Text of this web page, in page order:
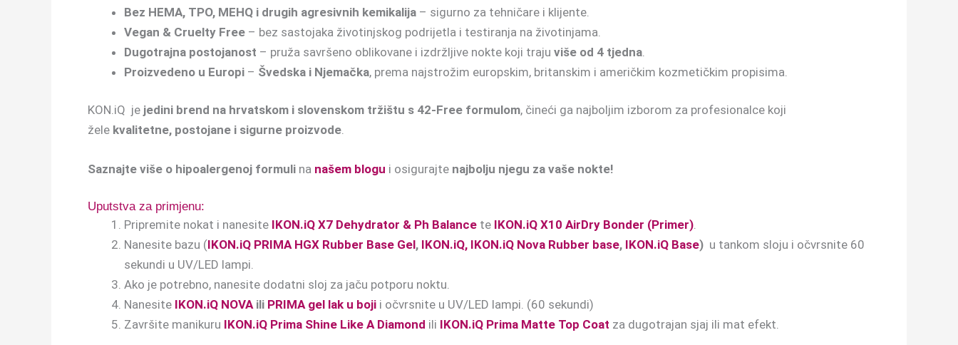
Bez HEMA, TPO, MEHQ i drugih agresivnih kemikalija – sigurno za tehničare i klijente.
Vegan & Cruelty Free – bez sastojaka životinjskog podrijetla i testiranja na životinjama.
Dugotrajna postojanost – pruža savršeno oblikovane i izdržljive nokte koji traju više od 4 tjedna
Proizvedeno u Europi – Švedska i Njemačka, prema najstrožim europskim, britanskim i američkim kozmetičkim propisima.
KON.iQ je jedini brend na hrvatskom i slovenskom tržištu s 42-Free formulom, čineći ga najboljim izborom za profesionalce koji
žele kvalitetne, postojane i sigurne proizvode.
Saznajte više o hipoalergenoj formuli na našem blogu i osigurajte najbolju njegu za vaše nokte!
Uputstva za primjenu:
Pripremite nokat i nanesite IKON.iQ X7 Dehydrator & Ph Balance te IKON.iQ X10 AirDry Bonder (Primer)
Nanesite bazu (IKON.iQ PRIMA HGX Rubber Base Gel, IKON.iQ, IKON.iQ Nova Rubber base, IKON.iQ Base) u tankom sloju i očvrsnite 60
sekundi u UV/LED lampi.
Ako je potrebno, nanesite dodatni sloj za jaču potporu noktu.
Nanesite IKON.iQ NOVA ili PRIMA gel lak u boji i očvrsnite u UV/LED lampi. (60 sekundi)
Završite manikuru IKON.iQ Prima Shine Like A Diamond ili IKON.iQ Prima Matte Top Coat za dugotrajan sjaj ili mat efekt.